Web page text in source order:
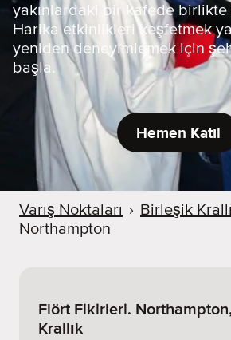
yakınlardaki bir kafede birlikte
Harika etkinlikleri keşfetmek
yeniden deneyimlemek için
başla.
Hemen Katıl
Varış Noktaları › Birleşik
Northampton
Flört Fikirleri.
Krallık